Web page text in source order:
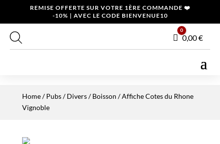
REMISE OFFERTE SUR VOTRE 1ÈRE COMMANDE ❤️
-10% | AVEC LE CODE BIENVENUE10
Panier
0
0,00€
Home/Pubs / Divers/Boisson / Affiche Cotes du Rhone
Vignoble